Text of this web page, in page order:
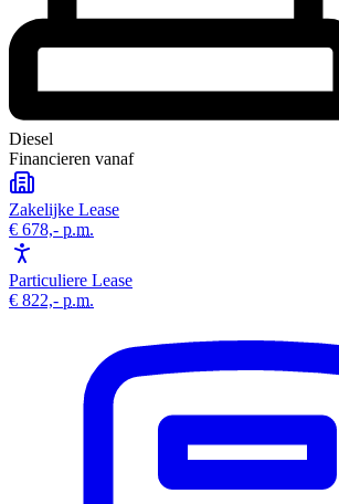
Diesel
Financieren vanaf
Zakelijke Lease
€ 678,- p.m.
Particuliere Lease
€ 822,- p.m.